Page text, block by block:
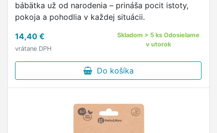
bábätka už od narodenia – prináša pocit istoty,
pokoja a pohodlia v každej situácii.
14,40 €
vrátane DPH
Skladom > 5 ks Odosielame
v utorok
Do košíka